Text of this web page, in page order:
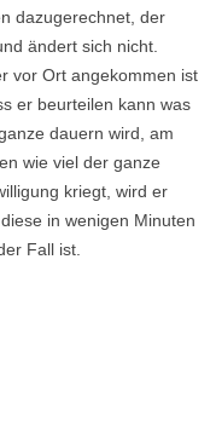
dazugerechnet, der
ändert sich nicht.
vor Ort angekommen ist
er beurteilen kann was
dauern wird, am
wie viel der ganze
kriegt, wird er
in wenigen Minuten
Fall ist.